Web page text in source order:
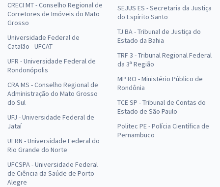
CRECI MT - Conselho Regional de
Corretores de Imóveis do Mato
Grosso
Universidade Federal de
Catalão - UFCAT
UFR - Universidade Federal de
Rondonópolis
CRA MS - Conselho Regional de
Administração do Mato Grosso
do Sul
UFJ - Universidade Federal de
Jataí
UFRN - Universidade Federal do
Rio Grande do Norte
UFCSPA - Universidade Federal
de Ciência da Saúde de Porto
Alegre
SEJUS ES - Secretaria da Justiça
do Espírito Santo
TJ BA - Tribunal de Justiça do
Estado da Bahia
TRF 3 - Tribunal Regional Federal
da 3ª Região
MP RO - Ministério Público de
Rondônia
TCE SP - Tribunal de Contas do
Estado de São Paulo
Politec PE - Polícia Científica de
Pernambuco